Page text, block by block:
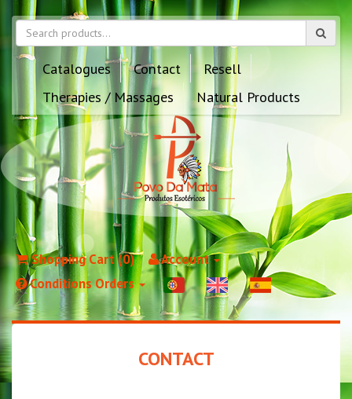
Catalogues Contact
Resell
Therapies / Massages
Natural Products
Shopping Cart (0)
Account
Conditions Orders
CONTACT